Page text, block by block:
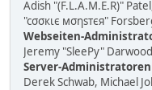
Adish "(F.L.A.M.E.R)"
"cσσкιє мσηѕтєя"
Webseiten-
Jeremy "SleePy"
Server-Administratoren
Derek Schwab, Michael